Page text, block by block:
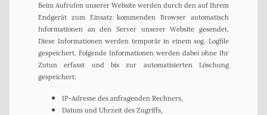
Beim Aufrufen unserer Website werden durch den auf Ihrem
Endgerät zum Einsatz kommenden Browser automatisch
Informationen an den Server unserer Website gesendet.
Diese Informationen werden temporär in einem sog. Logfile
gespeichert. Folgende Informationen werden dabei ohne Ihr
Zutun erfasst und bis zur automatisierten Löschung
gespeichert:
IP-Adresse des anfragenden Rechners,
Datum und Uhrzeit des Zugriffs,